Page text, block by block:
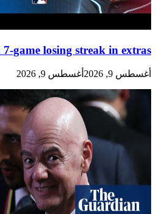
game losing streak in extras
أغسطس 9, 2026 أغسطس 9, 2026